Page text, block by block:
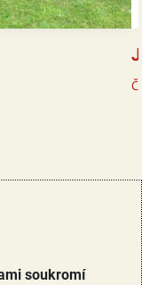
soukromí